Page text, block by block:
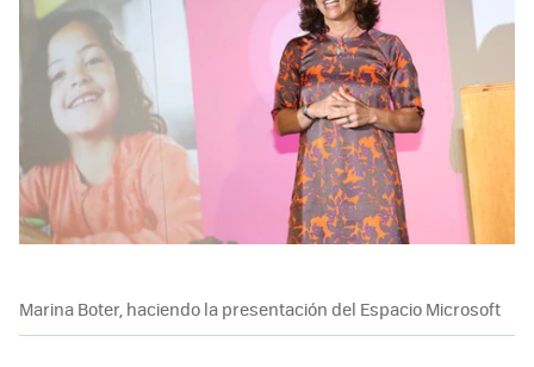
Marina Boter, haciendo la presentación del Espacio Microsoft